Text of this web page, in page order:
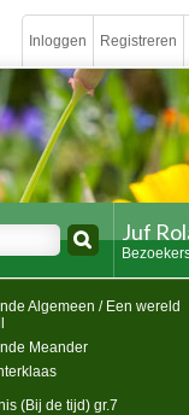
Inloggen Registreren
Juf
Algemeen / Een wereld
Meander
(Bij de tijd) gr.7